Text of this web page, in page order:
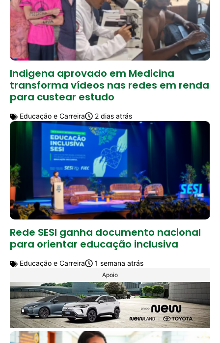
Indigena aprovado em Medicina
transforma vídeos nas redes em renda
para custear estudo
Educação e Carreira 2 dias atrás
Rede SESI ganha documento nacional
para orientar educação inclusiva
Educação e Carreira 1 semana atrás
Apoio